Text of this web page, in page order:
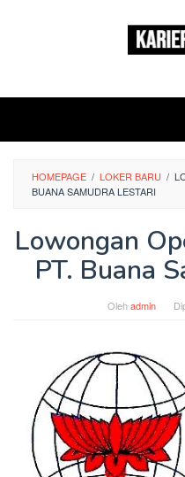
HOMEPAGE / LOKER BARU /
BUANA SAMUDRA LESTARI
Lowongan
PT. Buana
Olehadmin